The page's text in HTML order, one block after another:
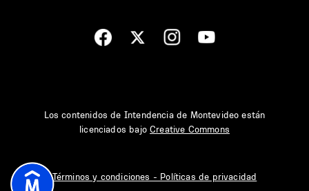
Los contenidos de Intendencia de Montevideo están
licenciados bajoCreative Commons
Términos y condiciones - Políticas de privacidad